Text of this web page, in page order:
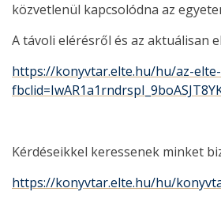
közvetlenül kapcsolódna az
A távoli elérésről és az aktuálisan
https://konyvtar.elte.hu/hu/az-
Kérdéseikkel keressenek minket
https://konyvtar.elte.hu/hu/